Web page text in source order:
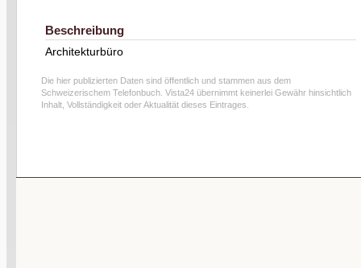
Beschreibung
Architekturbüro
Die hier publizierten Daten sind öffentlich und stammen aus dem
Schweizerischem Telefonbuch. Vista24 übernimmt keinerlei Gewähr hinsichtlich
Inhalt, Vollständigkeit oder Aktualität dieses Eintrages.